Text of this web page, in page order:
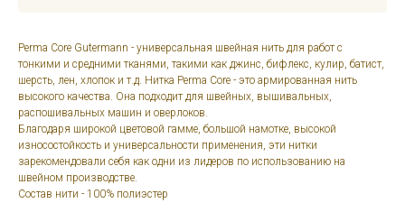
Perma Core Gutermann - универсальная швейная нить для работ с
тонкими и средними тканями, такими как джинс, бифлекс, кулир, батист,
шерсть, лен, хлопок и т.д. Нитка Perma Core - это армированная нить
высокого качества. Она подходит для швейных, вышивальных,
распошивальных машин и оверлоков.
Благодаря широкой цветовой гамме, большой намотке, высокой
износостойкость и универсальности применения, эти нитки
зарекомендовали себя как одни из лидеров по использованию на
швейном производстве.
Состав нити - 100% полиэстер